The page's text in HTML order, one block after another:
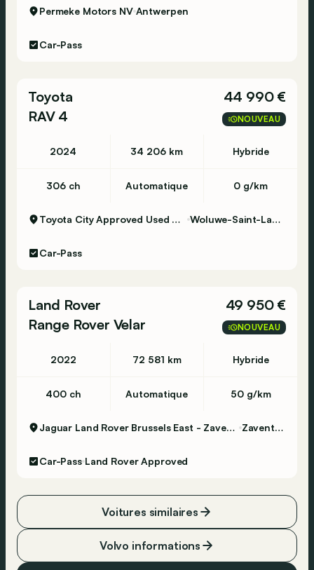
Permeke Motors NV Antwerpen
Car-Pass
Toyota
RAV 4
44 990 €
NOUVEAU
2024 34 206 km Hybride
306 ch Automatique 0 g/km
Toyota City Approved Used Woluwe Woluwe-Saint-Lambert
Car-Pass
Land Rover
Range Rover Velar
49 950 €
NOUVEAU
2022 72 581 km Hybride
400 ch Automatique 50 g/km
Jaguar Land Rover Brussels East - Zaventem Zaventem
Car-Pass Land Rover Approved
Volvo informations
Voitures similaires